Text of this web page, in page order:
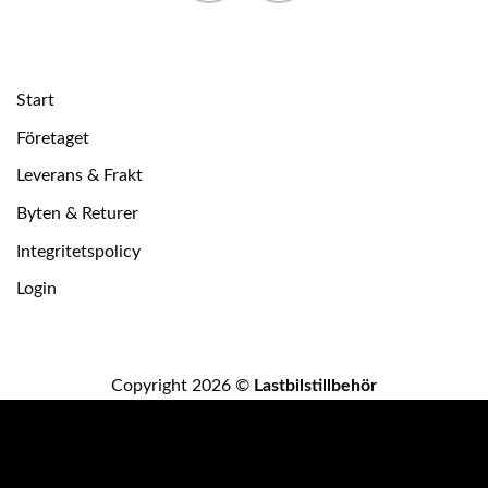
Start
Företaget
Leverans & Frakt
Byten & Returer
Integritetspolicy
Login
Copyright 2026 © Lastbilstillbehör